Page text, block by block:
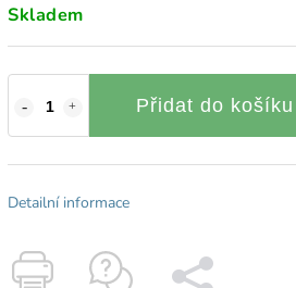
Skladem
Přidat do košíku
Detailní informace